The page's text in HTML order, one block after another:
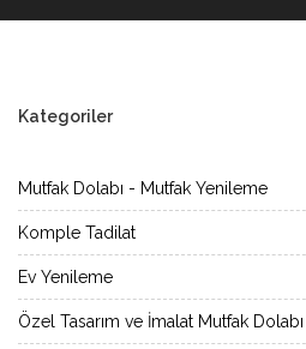
Kategoriler
Mutfak Dolabı - Mutfak Yenileme
Komple Tadilat
Ev Yenileme
Özel Tasarım ve İmalat Mutfak Dolabı